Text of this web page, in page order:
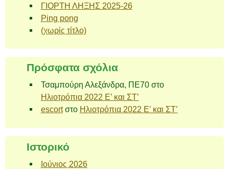
ΓΙΟΡΤΗ ΛΗΞΗΣ 2025-26
Ping pong
(χωρίς τίτλο)
Πρόσφατα σχόλια
Τσαμπούρη Αλεξάνδρα, ΠΕ70στο
Ηλιοτρόπια 2022 Ε’ και ΣΤ’
escortστο Ηλιοτρόπια 2022 Ε’ και ΣΤ’
Ιστορικό
Ιούνιος 2026